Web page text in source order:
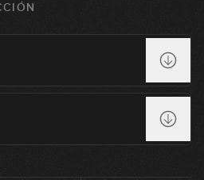
Beatles - Ob-La-Di, Ob-La-Da